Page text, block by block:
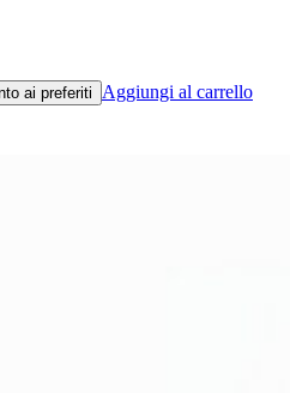
ai preferiti Aggiungi al carrello